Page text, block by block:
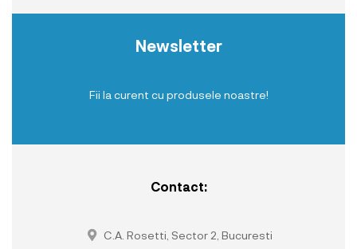
Newsletter
Fii la curent cu produsele noastre!
Contact:
C.A. Rosetti, Sector 2, Bucuresti